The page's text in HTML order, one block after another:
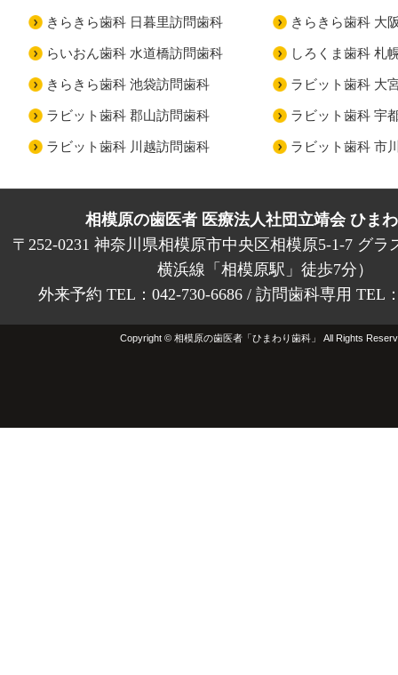
きらきら歯科 日暮里訪問歯科 きらきら歯科 大
らいおん歯科 水道橋訪問歯科 しろくま歯科 札
きらきら歯科 池袋訪問歯科 ラビット歯科 大
ラビット歯科 郡山訪問歯科 ラビット歯科 宇
ラビット歯科 川越訪問歯科 ラビット歯科 市
相模原の歯医者 医療法人社団立靖会 ひま
〒252-0231 神奈川県相模原市中央区相模原5-1-7 グラ
横浜線「相模原駅」徒歩7分）
外来予約 TEL：042-730-6686 / 訪問歯科専用 TEL
Copyright © 相模原の歯医者「ひまわり歯科」 All Rights